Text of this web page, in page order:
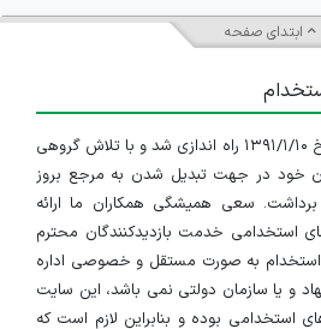
ابتدای صفحه
سایت ایران استخدام در تاریخ ۱۳۹۱/۱/۱۰ راه اندازی شد و با تلاش گروهی
خود در جهت تبدیل شدن به مرجع بروز
سعی همیشگی همکاران ما ارائه
استخدامی خدمت بازدیدکنندگان محترم
استخدام به صورت مستقل و خصوصی اداره
و یا سازمان دولتی نمی باشد، این سایت
استخدامی بوده و بنابراین لازم است که